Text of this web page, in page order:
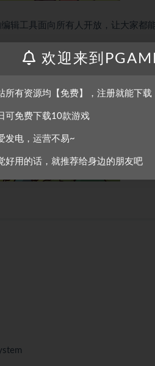
辑工具面向所有人开放，让大家都
妙冒险吧！
欢迎来到
所有资源均【免费】，注册就能下载
可免费下载10款游戏
发电，运营不易~
好用的话，就推荐给身边的朋友吧